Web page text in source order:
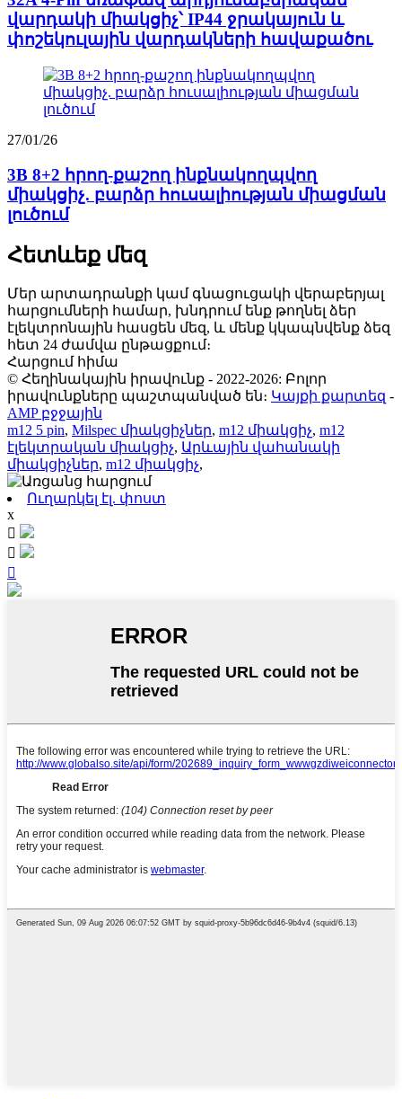
վարդակի միակցիչ՝ IP44 ջրակայուն և
փոշեկուլային վարդակների հավաքածու
27/01/26
3B 8+2 հրող-քաշող ինքնակողպվող
միակցիչ. բարձր հուսալիության միացման
լուծում
Հետևեք մեզ
Մեր արտադրանքի կամ գնացուցակի վերաբերյալ
հարցումների համար, խնդրում ենք թողնել ձեր
էլեկտրոնային հասցեն մեզ, և մենք կկապնվենք ձեզ
հետ 24 ժամվա ընթացքում։
Հարցում հիմա
© Հեղինակային իրավունք - 2022-2026: Բոլոր
իրավունքները պաշտպանված են։ Կայքի քարտեզ -
AMP բջջային
m12 5 pin, Milspec միակցիչներ, m12 միակցիչ, m12
էլեկտրական միակցիչ, Արևային վահանակի
միակցիչներ, m12 միակցիչ,
Ուղարկել էլ. փոստ
x


